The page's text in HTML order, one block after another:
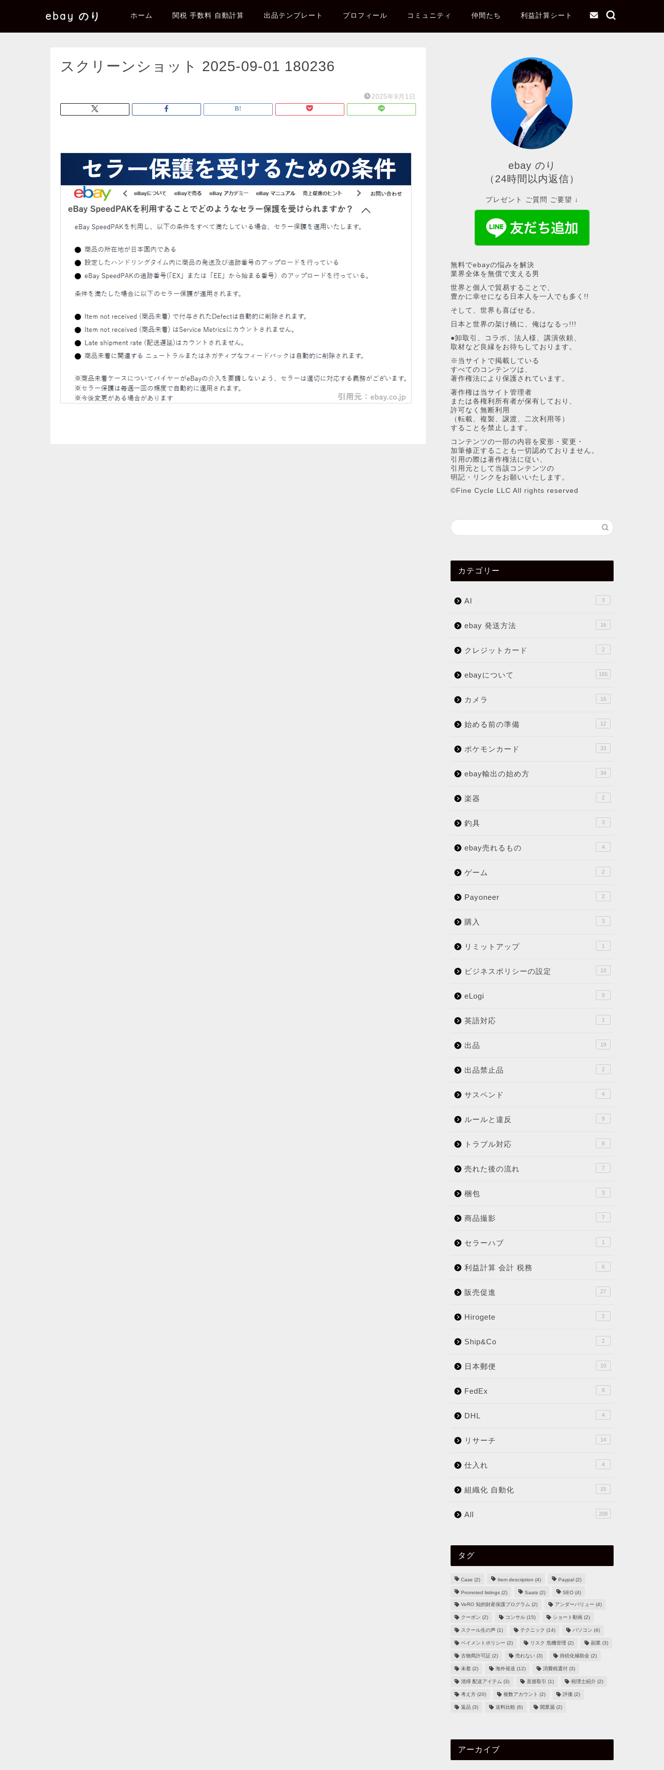
ebay のり ホーム 関税 手数料 自動計算 出品テンプレート プロフィール コミュニティ 仲間たち 利益計算シート
スクリーンショット 2025-09-01 180236
2025年9月1日
ebay のり
（24時間以内返信）
プレゼント ご質問 ご要望 ↓
無料でebayの悩みを解決
業界全体を無償で支える男
世界と個人で貿易することで、
豊かに幸せになる日本人を一人でも多く!!
そして、世界も喜ばせる。
日本と世界の架け橋に、俺はなるっ!!!
●卸取引、コラボ、法人様、講演依頼、
取材など良縁をお待ちしております。
※当サイトで掲載している
すべてのコンテンツは、
著作権法により保護されています。
著作権は当サイト管理者
または各権利所有者が保有しており、
許可なく無断利用
（転載、複製、譲渡、二次利用等）
することを禁止します。
コンテンツの一部の内容を変形・変更・
加筆修正することも一切認めておりません。
引用の際は著作権法に従い、
引用元として当該コンテンツの
明記・リンクをお願いいたします。
©︎Fine Cycle LLC All rights reserved
カテゴリー
AI 3
ebay 発送方法 16
クレジットカード 2
ebayについて 165
カメラ 16
始める前の準備 12
ポケモンカード 33
ebay輸出の始め方 34
楽器 2
釣具 3
ebay売れるもの 4
ゲーム 2
Payoneer 2
購入 3
リミットアップ 1
ビジネスポリシーの設定 10
eLogi 9
英語対応 1
出品 19
出品禁止品 2
サスペンド 4
ルールと違反 9
トラブル対応 8
売れた後の流れ 7
梱包 3
商品撮影 7
セラーハブ 1
利益計算 会計 税務 6
販売促進 27
Hirogete 2
Ship&Co 2
日本郵便 10
FedEx 8
DHL 4
リサーチ 14
仕入れ 4
組織化 自動化 15
All 208
タグ
Case (2) Item description (4) Paypal(2)
Promoted listings(2) Saats(2) SEO(4)
VeRO 知的財産保護プログラム (2) アンダーバリュー (4)
クーポン (2) コンサル(15) ショート動画(2)
スクール生の声(1) テクニック (14) パソコン (4)
ペイメントポリシー (2) リスク 危機管理 (2) 副業 (3)
古物商許可証(2) 売れない(3) 持続化補助金(2)
未着(2) 海外発送 (12) 消費税還付(3)
清掃 配送アイテム (3) 直接取引 (1) 税理士紹介(2)
考え方(20) 複数アカウント (2) 評価 (2)
返品(3) 送料比較 (6) 開業届 (2)
アーカイブ